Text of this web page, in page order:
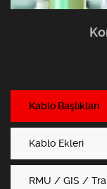
Kablo Başlıkları
Kablo Ekleri
RMU / GIS /